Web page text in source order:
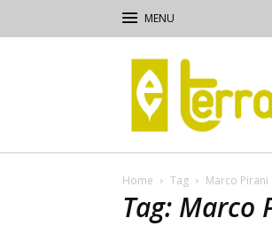
Terra
e
Vita
Home Tag Marco Pirani
Tag: Marco